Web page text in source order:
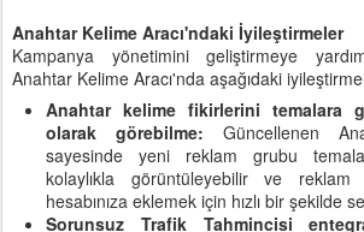
Anahtar Kelime Aracı'ndaki İyileştirmeler
Kampanya yönetimini geliştirmeye
Anahtar Kelime Aracı'nda aşağıdaki
Anahtar kelime fikirlerini temalara
olarak görebilme: Güncellenen
sayesinde yeni reklam grubu
kolaylıkla görüntüleyebilir ve reklam
hesabınıza eklemek için hızlı bir şekilde
Sorunsuz Trafik Tahmincisi